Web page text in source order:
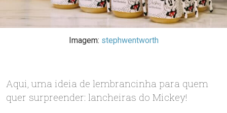
Imagem: stephwentworth
Aqui, uma ideia de lembrancinha para quem
quer surpreender: lancheiras do Mickey!